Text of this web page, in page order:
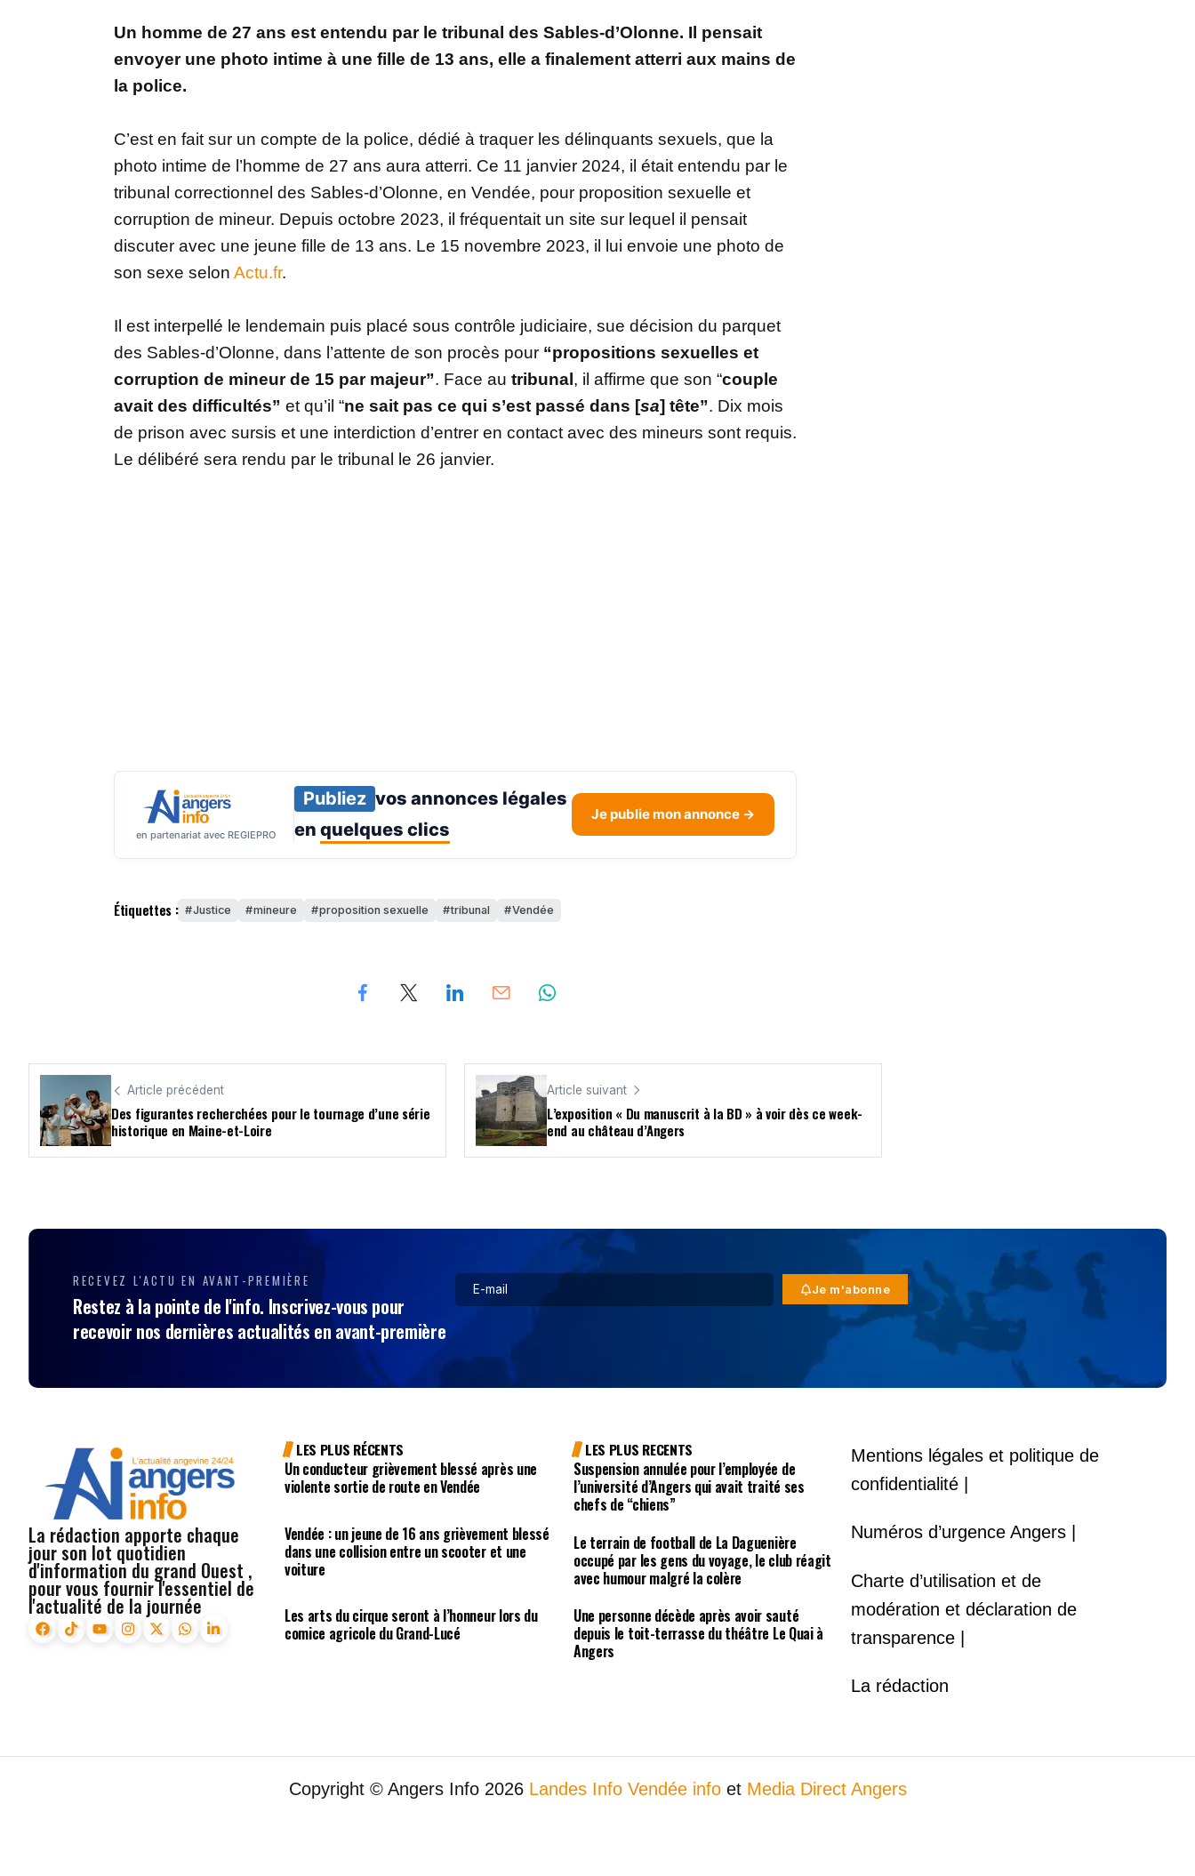
Un homme de 27 ans est entendu par le tribunal des Sables-d’Olonne. Il pensait
envoyer une photo intime à une fille de 13 ans, elle a finalement atterri aux mains de
la police.
C’est en fait sur un compte de la police, dédié à traquer les délinquants sexuels, que la
photo intime de l’homme de 27 ans aura atterri. Ce 11 janvier 2024, il était entendu par le
tribunal correctionnel des Sables-d’Olonne, en Vendée, pour proposition sexuelle et
corruption de mineur. Depuis octobre 2023, il fréquentait un site sur lequel il pensait
discuter avec une jeune fille de 13 ans. Le 15 novembre 2023, il lui envoie une photo de
son sexe selon Actu.fr.
Il est interpellé le lendemain puis placé sous contrôle judiciaire, sue décision du parquet
des Sables-d’Olonne, dans l’attente de son procès pour “propositions sexuelles et
corruption de mineur de 15 par majeur”. Face au tribunal, il affirme que son “couple
avait des difficultés” et qu’il “ne sait pas ce qui s’est passé dans [sa] tête”. Dix mois
de prison avec sursis et une interdiction d’entrer en contact avec des mineurs sont requis.
Le délibéré sera rendu par le tribunal le 26 janvier.
en partenariat avec REGIEPRO
Publiez vos annonces légales
en quelques clics
Je publie mon annonce →
Étiquettes : Justice mineure proposition sexuelle tribunal Vendée
Article précédent
Des figurantes recherchées pour le tournage d’une série
historique en Maine-et-Loire
Article suivant
L’exposition « Du manuscrit à la BD » à voir dès ce week-
end au château d’Angers
RECEVEZ L'ACTU EN AVANT-PREMIÈRE
Restez à la pointe de l'info. Inscrivez-vous pour
recevoir nos dernières actualités en avant-première
Je m'abonne
La rédaction apporte chaque
jour son lot quotidien
d'information du grand Ouest ,
pour vous fournir l'essentiel de
l'actualité de la journée
LES PLUS RÉCENTS
Un conducteur grièvement blessé après une
violente sortie de route en Vendée
Vendée : un jeune de 16 ans grièvement blessé
dans une collision entre un scooter et une
voiture
Les arts du cirque seront à l’honneur lors du
comice agricole du Grand-Lucé
LES PLUS RECENTS
Suspension annulée pour l’employée de
l’université d’Angers qui avait traité ses
chefs de “chiens”
Le terrain de football de La Daguenière
occupé par les gens du voyage, le club réagit
avec humour malgré la colère
Une personne décède après avoir sauté
depuis le toit-terrasse du théâtre Le Quai à
Angers
Mentions légales et politique de
confidentialité |
Numéros d’urgence Angers |
Charte d’utilisation et de
modération et déclaration de
transparence |
La rédaction
Copyright © Angers Info 2026 Landes Info Vendée infoet Media Direct Angers